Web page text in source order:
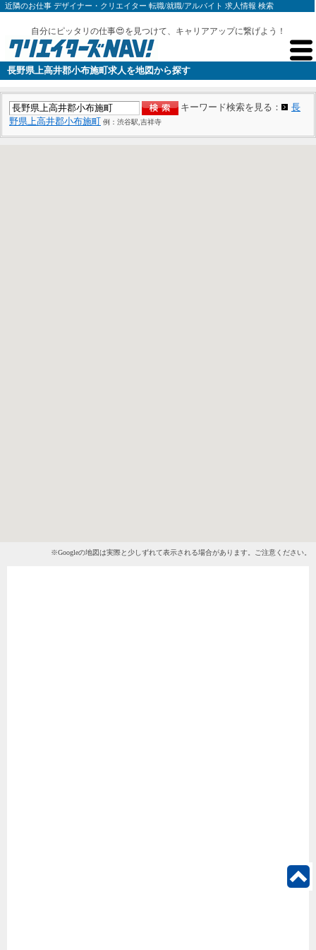
近隣のお仕事 デザイナー・クリエイター 転職/就職/アルバイト 求人情報 検索
自分にピッタリの仕事😍を見つけて、キャリアアップに繋げよう！
長野県上高井郡小布施町求人を地図から探す
キーワード検索を見る：
長
野県上高井郡小布施町 例：渋谷駅,吉祥寺
※Googleの地図は実際と少しずれて表示される場合があります。ご注意ください。